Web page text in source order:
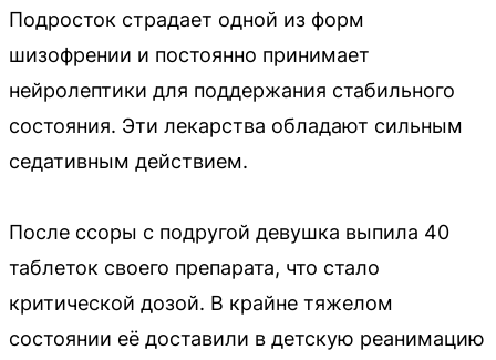
Подросток страдает одной из форм
шизофрении и постоянно принимает
нейролептики для поддержания стабильного
состояния. Эти лекарства обладают сильным
седативным действием.
После ссоры с подругой девушка выпила 40
таблеток своего препарата, что стало
критической дозой. В крайне тяжелом
состоянии её доставили в детскую реанимацию